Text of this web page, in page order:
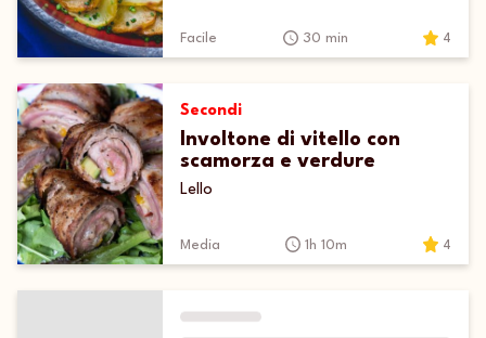
Facile 30 min 4
Secondi
Involtone di vitello con
scamorza e verdure
Lello
Media 1h 10m 4